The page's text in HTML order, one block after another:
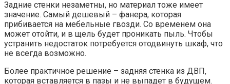
Задние стенки незаметны, но материал тоже имеет
значение. Самый дешевый – фанера, которая
прибивается на мебельные гвозди. Со временем она
может отойти, и в щель будет проникать пыль. Чтобы
устранить недостаток потребуется отодвинуть шкаф, что
не всегда возможно.
Более практичное решение – задняя стенка из ДВП,
которая вставляется в пазы и не выпадет в будущем.